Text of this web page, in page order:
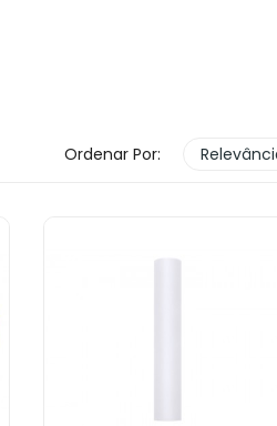
Ordenar Por: